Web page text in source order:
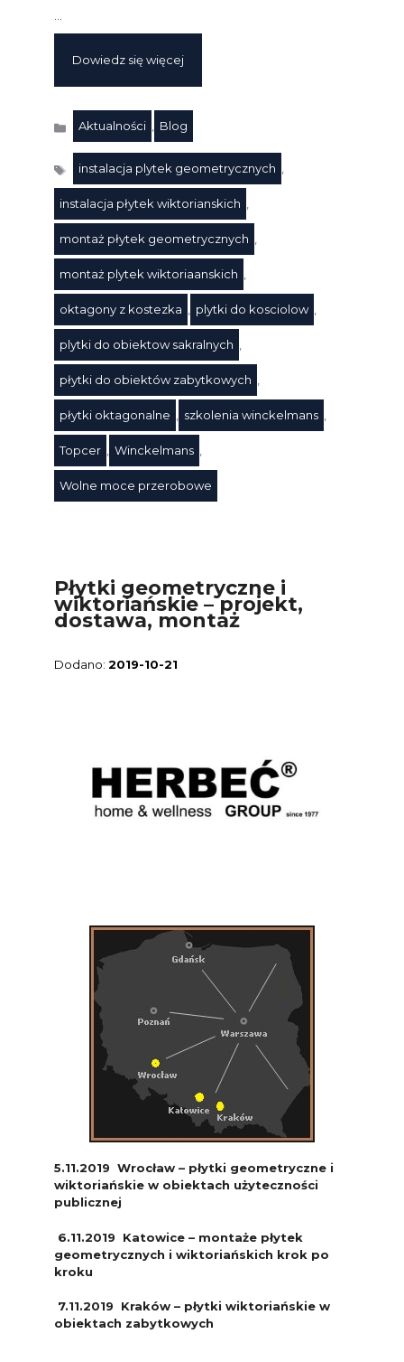
…
Dowiedz się więcej
Kategorie
Aktualności , Blog
instalacja plytek geometrycznych ,
instalacja płytek wiktorianskich ,
montaż płytek geometrycznych ,
montaż plytek wiktoriaanskich ,
oktagony z kostezka , plytki do kosciolow ,
plytki do obiektow sakralnych ,
płytki do obiektów zabytkowych ,
płytki oktagonalne , szkolenia winckelmans ,
Topcer , Winckelmans ,
Wolne moce przerobowe
Płytki geometryczne i
wiktoriańskie – projekt,
dostawa, montaż
2019-10-21
5.11.2019 Wrocław – płytki geometryczne i
wiktoriańskie w obiektach użyteczności
publicznej
6.11.2019 Katowice – montaże płytek
geometrycznych i wiktoriańskich krok po
kroku
7.11.2019 Kraków – płytki wiktoriańskie w
obiektach zabytkowych